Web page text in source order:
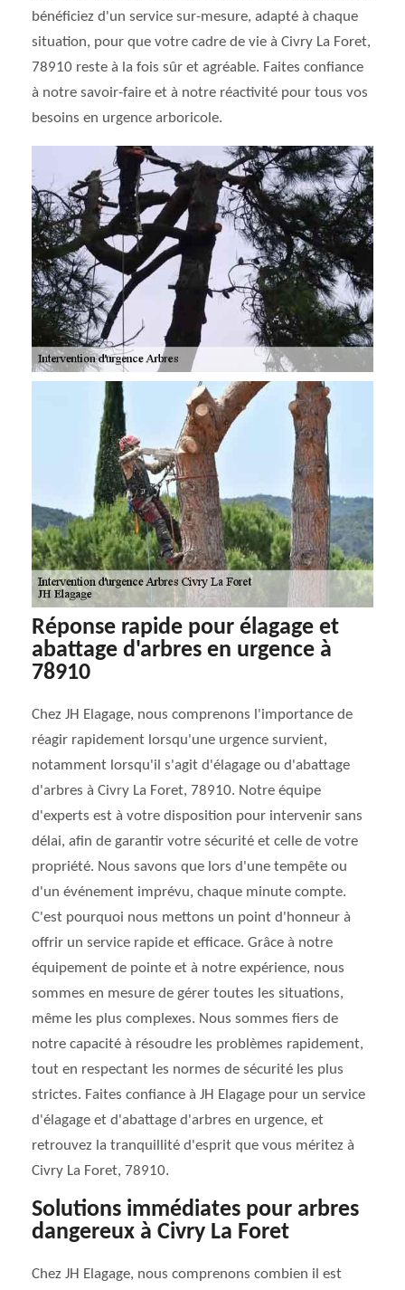
bénéficiez d'un service sur-mesure, adapté à chaque
situation, pour que votre cadre de vie à Civry La Foret,
78910 reste à la fois sûr et agréable. Faites confiance
à notre savoir-faire et à notre réactivité pour tous vos
besoins en urgence arboricole.
Réponse rapide pour élagage et
abattage d'arbres en urgence à
78910
Chez JH Elagage, nous comprenons l'importance de
réagir rapidement lorsqu'une urgence survient,
notamment lorsqu'il s'agit d'élagage ou d'abattage
d'arbres à Civry La Foret, 78910. Notre équipe
d'experts est à votre disposition pour intervenir sans
délai, afin de garantir votre sécurité et celle de votre
propriété. Nous savons que lors d'une tempête ou
d'un événement imprévu, chaque minute compte.
C'est pourquoi nous mettons un point d'honneur à
offrir un service rapide et efficace. Grâce à notre
équipement de pointe et à notre expérience, nous
sommes en mesure de gérer toutes les situations,
même les plus complexes. Nous sommes fiers de
notre capacité à résoudre les problèmes rapidement,
tout en respectant les normes de sécurité les plus
strictes. Faites confiance à JH Elagage pour un service
d'élagage et d'abattage d'arbres en urgence, et
retrouvez la tranquillité d'esprit que vous méritez à
Civry La Foret, 78910.
Solutions immédiates pour arbres
dangereux à Civry La Foret
Chez JH Elagage, nous comprenons combien il est